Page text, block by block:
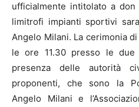
ufficialmente intitolato a
limitrofi impianti sportivi
Angelo Milani. La cerimonia
le ore 11.30 presso le
presenza delle autorità
proponenti, che sono la
Angelo Milani e